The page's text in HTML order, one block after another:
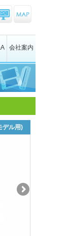
会社案内
デル用)